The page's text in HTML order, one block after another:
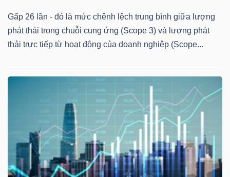
Gấp 26 lần - đó là mức chênh lệch trung bình giữa lượng
phát thải trong chuỗi cung ứng (Scope 3) và lượng phát
thải trực tiếp từ hoạt động của doanh nghiệp (Scope...